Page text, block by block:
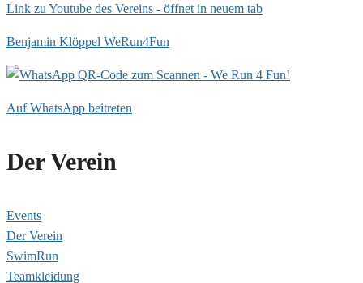
Link zu Youtube des Vereins - öffnet in neuem tab
Benjamin Klöppel WeRun4Fun
Auf WhatsApp beitreten
Der Verein
Events
Der Verein
SwimRun
Teamkleidung